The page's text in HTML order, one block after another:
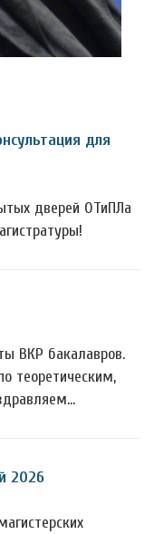
для
дверей ОТиПЛа
ВКР бакалавров.
теоретическим,
2026